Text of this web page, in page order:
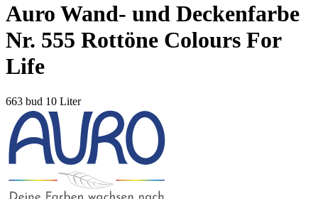
Auro Wand- und Deckenfarbe
Nr. 555 Rottöne Colours For
Life
663 bud 10 Liter